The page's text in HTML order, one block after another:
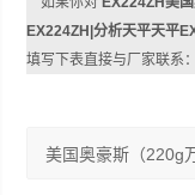
EX224ZH|分析天平天平
填写下表直接与厂家联系：